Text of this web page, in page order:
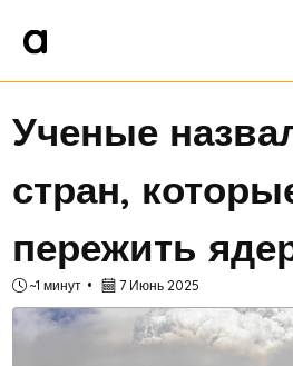
Ученые
стран,
пережить
~1 минут 7 Июнь 2025